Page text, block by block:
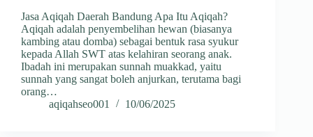
Jasa Aqiqah Daerah Bandung Apa Itu Aqiqah?
Aqiqah adalah penyembelihan hewan (biasanya
kambing atau domba) sebagai bentuk rasa syukur
kepada Allah SWT atas kelahiran seorang anak.
Ibadah ini merupakan sunnah muakkad, yaitu
sunnah yang sangat boleh anjurkan, terutama bagi
orang…
aqiqahseo001
10/06/2025